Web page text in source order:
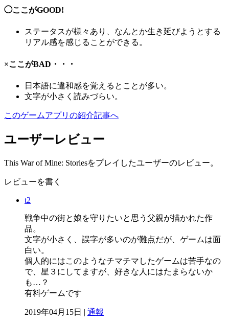
◯ここがGOOD!
ステータスが様々あり、なんとか生き延びようとする
リアル感を感じることができる。
×ここがBAD・・・
日本語に違和感を覚えるとことが多い。
文字が小さく 読みづらい。
このゲームアプリの紹介記事へ
ユーザーレビュー
This War of Mine: Storiesをプレイしたユーザーのレビュー。
レビューを書く
t2
戦争中の街と娘を守りたいと思う父親が描かれた作
品。
文字が小さく、誤字が多いのが難点だが、ゲームは面
白い。
個人的にはこのようなチマチマしたゲームは苦手なの
で、星３にしてますが、好きな人にはたまらないか
も…？
有料ゲームです
2019年04月15日 | 通報